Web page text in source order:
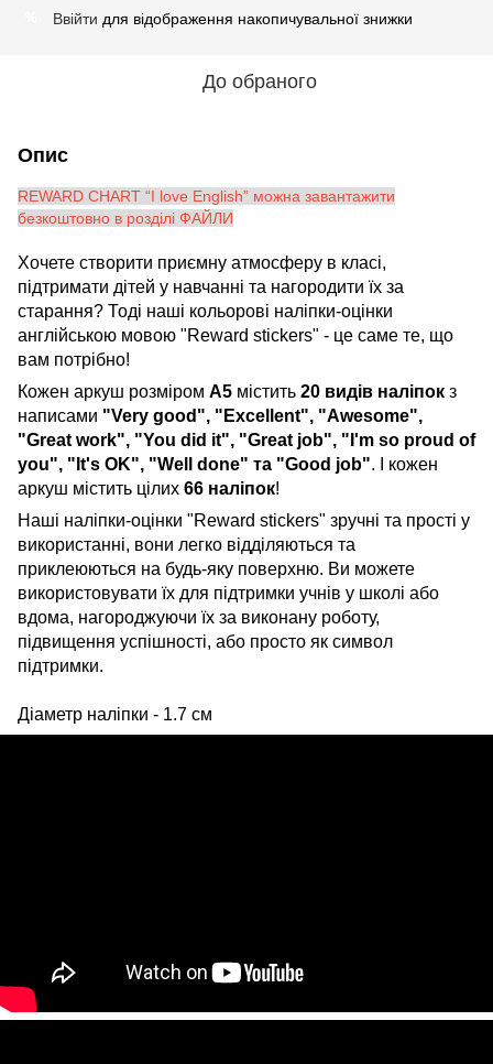
Ввійти для відображення накопичувальної знижки
До обраного
Опис
REWARD CHART “I love English” можна завантажити
безкоштовно в розділі ФАЙЛИ
Хочете створити приємну атмосферу в класі,
підтримати дітей у навчанні та нагородити їх за
старання? Тоді наші кольорові наліпки-оцінки
англійською мовою "Reward stickers" - це саме те, що
вам потрібно!
Кожен аркуш розміром А5 містить 20 видів наліпок з
написами "Very good", "Excellent", "Awesome",
"Great work", "You did it", "Great job", "I'm so proud of
you", "It's OK", "Well done" та "Good job". І кожен
аркуш містить цілих 66 наліпок!
Наші наліпки-оцінки "Reward stickers" зручні та прості у
використанні, вони легко відділяються та
приклеюються на будь-яку поверхню. Ви можете
використовувати їх для підтримки учнів у школі або
вдома, нагороджуючи їх за виконану роботу,
підвищення успішності, або просто як символ
підтримки.
Діаметр наліпки - 1.7 см